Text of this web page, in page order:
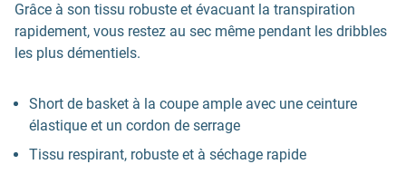
Grâce à son tissu robuste et évacuant la transpiration
rapidement, vous restez au sec même pendant les dribbles
les plus démentiels.
Short de basket à la coupe ample avec une ceinture
élastique et un cordon de serrage
Tissu respirant, robuste et à séchage rapide